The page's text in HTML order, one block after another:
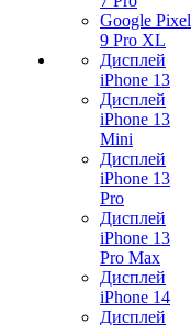
Google Pixel
9 Pro XL
Дисплей
iPhone 13
Дисплей
iPhone 13
Mini
Дисплей
iPhone 13
Pro
Дисплей
iPhone 13
Pro Max
Дисплей
iPhone 14
Дисплей